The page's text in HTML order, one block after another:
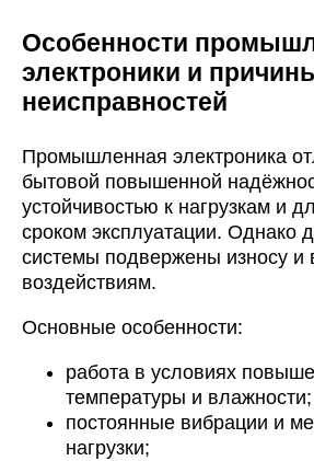
Особенности
электроники и
неисправностей
Промышленная электроника
бытовой повышенной
устойчивостью к нагрузкам и
сроком эксплуатации. Однако
системы подвержены износу и
воздействиям.
Основные особенности:
работа в условиях
температуры и влажности;
постоянные вибрации и
нагрузки;